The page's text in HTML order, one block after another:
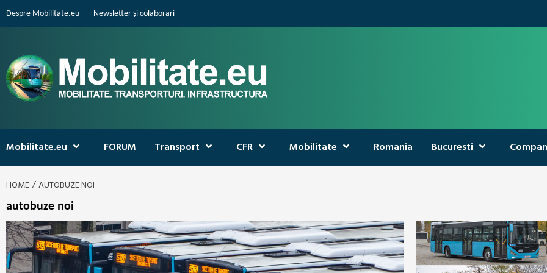
Despre Mobilitate.eu Newsletter și colaborari
Mobilitate.eu FORUM Transport CFR Mobilitate Romania Bucuresti
HOME AUTOBUZE NOI
autobuze noi